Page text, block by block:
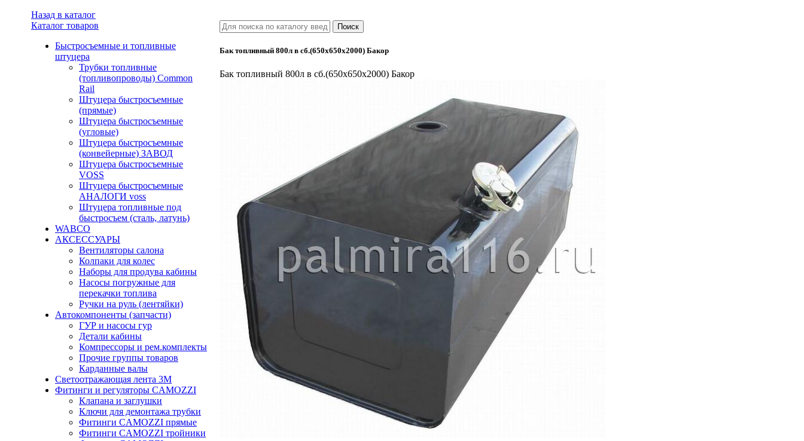
Назад в каталог
Каталог товаров
Быстросъемные и топливные
штуцера
Трубки топливные
(топливопроводы) Common
Rail
Штуцера быстросъемные
(прямые)
Штуцера быстросъемные
(угловые)
Штуцера быстросъемные
(конвейерные) ЗАВОД
Штуцера быстросъемные
VOSS
Штуцера быстросъемные
АНАЛОГИ voss
Штуцера топливные под
быстросъем (сталь, латунь)
WABCO
АКСЕССУАРЫ
Вентиляторы салона
Колпаки для колес
Наборы для продува кабины
Насосы погружные для
перекачки топлива
Ручки на руль (лентяйки)
Автокомпоненты (запчасти)
ГУР и насосы гур
Детали кабины
Компрессоры и рем.комплекты
Прочие группы товаров
Карданные валы
Светоотражающая лента 3М
Фитинги и регуляторы CAMOZZI
Клапана и заглушки
Ключи для демонтажа трубки
Фитинги CAMOZZI прямые
Фитинги CAMOZZI тройники
Бак топливный 800л в сб.(650х650х2000) Бакор
Бак топливный 800л в сб.(650х650х2000) Бакор